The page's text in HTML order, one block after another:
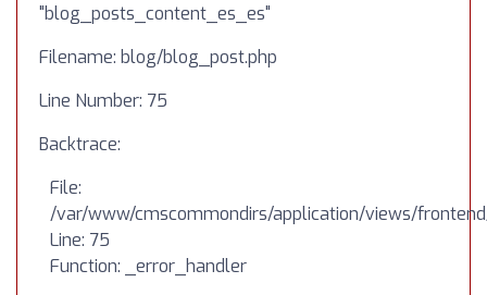
"blog_posts_content_es_es"
Filename: blog/blog_post.php
Line Number: 75
Backtrace:
File:
/var/www/cmscommondirs/application/views/
Line: 75
Function: _error_handler